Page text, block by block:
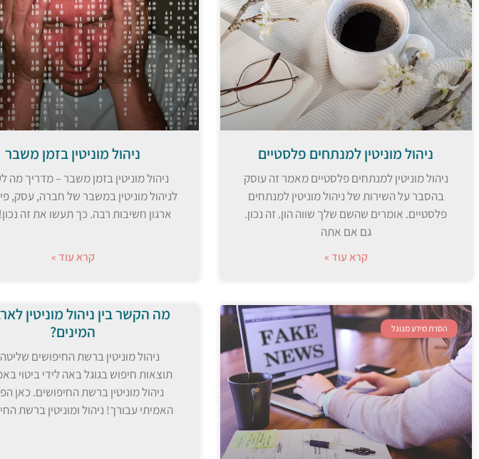
ניהול מוניטין למנתחים פלסטיים
ניהול מוניטין למנתחים פלסטיים מאמר זה עוסק
בהסבר על השירות של ניהול מוניטין למנתחים
פלסטיים. אומרים שהשם שלך שווה הון. זה נכון.
גם אם אתה
קרא עוד »
ניהול מוניטין בזמן משבר
ניהול מוניטין בזמן משבר – מדריך מה
לניהול מוניטין במשבר של חברה, עסק,
ארגון חשיבות רבה. כך תעשו את זה
קרא עוד »
הסרת מידע מגוגל
מה הקשר בין ניהול מוניטין
המינים?
ניהול מוניטין ברשת החיפושים
תוצאות חיפוש בגוגל באה לידי ביטוי
ניהול מוניטין ברשת החיפושים. כאן
האמיתי עבורך! ניהול ומוניטין ברשת